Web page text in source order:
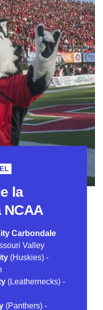
la
NCAA
Carbondale
Valley
(Huskies) -
(Leathernecks) -
(Panthers) -